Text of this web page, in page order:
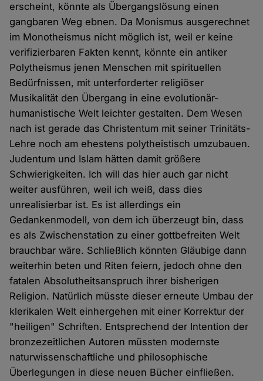
erscheint, könnte als Übergangslösung einen
gangbaren Weg ebnen. Da Monismus ausgerechnet
im Monotheismus nicht möglich ist, weil er keine
verifizierbaren Fakten kennt, könnte ein antiker
Polytheismus jenen Menschen mit spirituellen
Bedürfnissen, mit unterforderter religiöser
Musikalität den Übergang in eine evolutionär-
humanistische Welt leichter gestalten. Dem Wesen
nach ist gerade das Christentum mit seiner Trinitäts-
Lehre noch am ehestens polytheistisch umzubauen.
Judentum und Islam hätten damit größere
Schwierigkeiten. Ich will das hier auch gar nicht
weiter ausführen, weil ich weiß, dass dies
unrealisierbar ist. Es ist allerdings ein
Gedankenmodell, von dem ich überzeugt bin, dass
es als Zwischenstation zu einer gottbefreiten Welt
brauchbar wäre. Schließlich könnten Gläubige dann
weiterhin beten und Riten feiern, jedoch ohne den
fatalen Absolutheitsanspruch ihrer bisherigen
Religion. Natürlich müsste dieser erneute Umbau der
klerikalen Welt einhergehen mit einer Korrektur der
"heiligen" Schriften. Entsprechend der Intention der
bronzezeitlichen Autoren müssten modernste
naturwissenschaftliche und philosophische
Überlegungen in diese neuen Bücher einfließen.